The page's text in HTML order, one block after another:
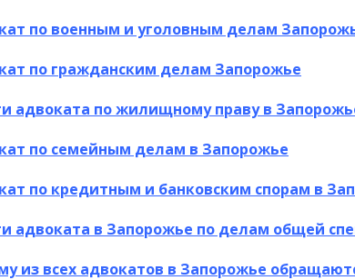
по военным и уголовным делам
по гражданским делам Запорожье
адвоката по жилищному праву в
по семейным делам в Запорожье
по кредитным и банковским спорам в
адвоката в Запорожье по делам общей
из всех адвокатов в Запорожье